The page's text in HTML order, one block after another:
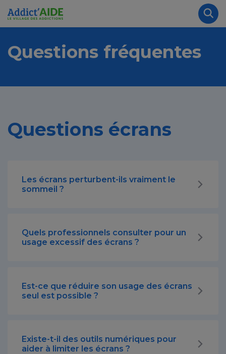
Aller au contenu principal
Questions fréquentes
Questions écrans
Les écrans perturbent-ils vraiment le
sommeil ?
Quels professionnels consulter pour un
usage excessif des écrans ?
Est-ce que réduire son usage des écrans
seul est possible ?
Existe-t-il des outils numériques pour
aider à limiter les écrans ?
Panneau de gestion des cookies